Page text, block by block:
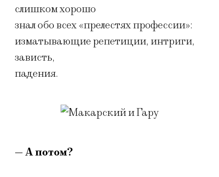
слишком хорошо
знал обо всех «прелестях профессии»:
изматывающие репетиции, интриги,
зависть,
падения.
— А потом?